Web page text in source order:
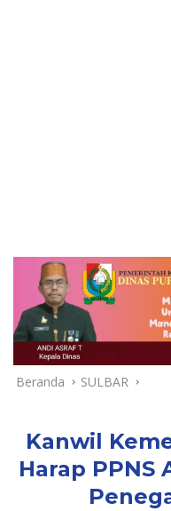
Beranda SULBAR
Kanwil
Harap PPNS